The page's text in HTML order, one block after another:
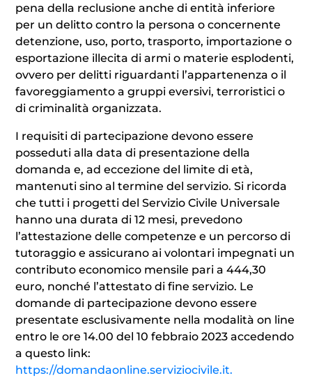
pena della reclusione anche di entità inferiore
per un delitto contro la persona o concernente
detenzione, uso, porto, trasporto, importazione o
esportazione illecita di armi o materie esplodenti,
ovvero per delitti riguardanti l’appartenenza o il
favoreggiamento a gruppi eversivi, terroristici o
di criminalità organizzata.
I requisiti di partecipazione devono essere
posseduti alla data di presentazione della
domanda e, ad eccezione del limite di età,
mantenuti sino al termine del servizio. Si ricorda
che tutti i progetti del Servizio Civile Universale
hanno una durata di 12 mesi, prevedono
l’attestazione delle competenze e un percorso di
tutoraggio e assicurano ai volontari impegnati un
contributo economico mensile pari a 444,30
euro, nonché l’attestato di fine servizio. Le
domande di partecipazione devono essere
presentate esclusivamente nella modalità on line
entro le ore 14.00 del 10 febbraio 2023 accedendo
a questo link:
https://domandaonline.serviziocivile.it.